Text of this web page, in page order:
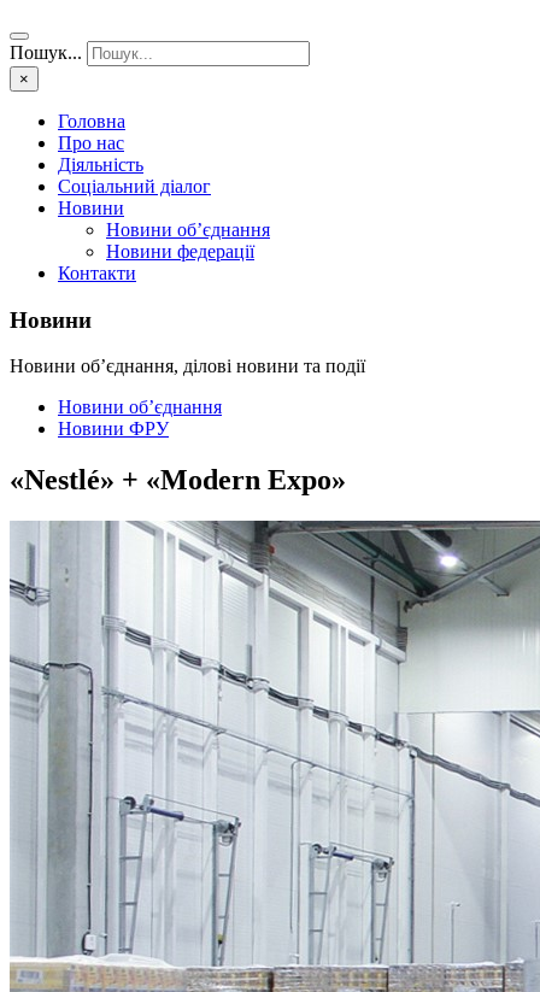
Пошук...
×
Головна
Про нас
Діяльність
Соціальний діалог
Новини
Новини об’єднання
Новини федерації
Контакти
Новини
Новини об’єднання, ділові новини та події
Новини об’єднання
Новини ФРУ
«Nestlé» + «Modern Expo»